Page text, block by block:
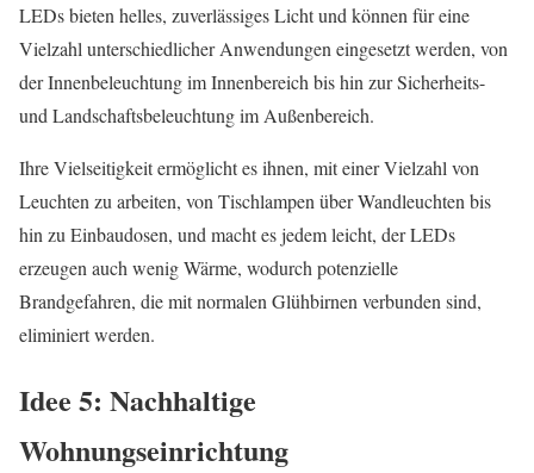
LEDs bieten helles, zuverlässiges Licht und können für eine
Vielzahl unterschiedlicher Anwendungen eingesetzt werden, von
der Innenbeleuchtung im Innenbereich bis hin zur Sicherheits-
und Landschaftsbeleuchtung im Außenbereich.
Ihre Vielseitigkeit ermöglicht es ihnen, mit einer Vielzahl von
Leuchten zu arbeiten, von Tischlampen über Wandleuchten bis
hin zu Einbaudosen, und macht es jedem leicht, der LEDs
erzeugen auch wenig Wärme, wodurch potenzielle
Brandgefahren, die mit normalen Glühbirnen verbunden sind,
eliminiert werden.
Idee 5: Nachhaltige
Wohnungseinrichtung